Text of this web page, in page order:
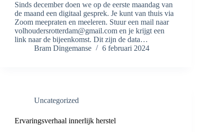
Sinds december doen we op de eerste maandag van
de maand een digitaal gesprek. Je kunt van thuis via
Zoom meepraten en meeleren. Stuur een mail naar
volhoudersrotterdam@gmail.com en je krijgt een
link naar de bijeenkomst. Dit zijn de data…
Bram Dingemanse
6 februari 2024
Uncategorized
Ervaringsverhaal innerlijk herstel